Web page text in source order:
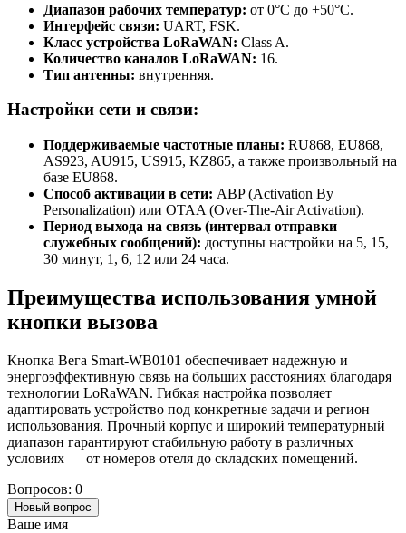
Диапазон рабочих температур: от 0°C до +50°C.
Интерфейс связи: UART, FSK.
Класс устройства LoRaWAN: Class A.
Количество каналов LoRaWAN: 16.
Тип антенны: внутренняя.
Настройки сети и связи:
Поддерживаемые частотные планы: RU868, EU868,
AS923, AU915, US915, KZ865, а также произвольный на
базе EU868.
Способ активации в сети: ABP (Activation By
Personalization) или OTAA (Over-The-Air Activation).
Период выхода на связь (интервал отправки
служебных сообщений): доступны настройки на 5, 15,
30 минут, 1, 6, 12 или 24 часа.
Преимущества использования умной
кнопки вызова
Кнопка Вега Smart-WB0101 обеспечивает надежную и
энергоэффективную связь на больших расстояниях благодаря
технологии LoRaWAN. Гибкая настройка позволяет
адаптировать устройство под конкретные задачи и регион
использования. Прочный корпус и широкий температурный
диапазон гарантируют стабильную работу в различных
условиях — от номеров отеля до складских помещений.
Вопросов: 0
Новый вопрос
Ваше имя